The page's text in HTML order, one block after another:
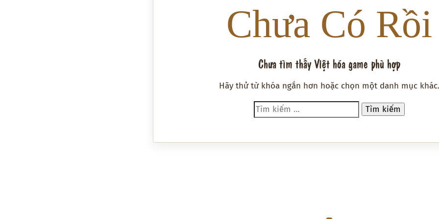
Chưa Có Rồi
Chưa tìm thấy Việt hóa game phù hợp
Hãy thử từ khóa ngắn hơn hoặc chọn một danh mục khác.
Tìm
kiếm